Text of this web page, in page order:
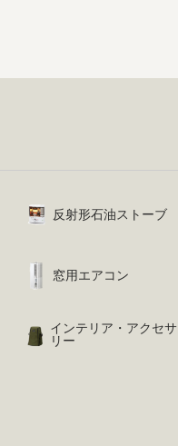
反射形石油ストーブ
窓用エアコン
インテリア・アクセサ
リー